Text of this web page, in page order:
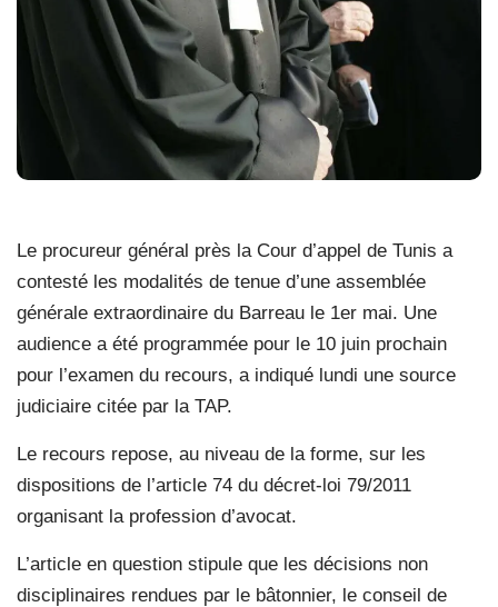
Le procureur général près la Cour d’appel de Tunis a
contesté les modalités de tenue d’une assemblée
générale extraordinaire du Barreau le 1er mai. Une
audience a été programmée pour le 10 juin prochain
pour l’examen du recours, a indiqué lundi une source
judiciaire citée par la TAP.
Le recours repose, au niveau de la forme, sur les
dispositions de l’article 74 du décret-loi 79/2011
organisant la profession d’avocat.
L’article en question stipule que les décisions non
disciplinaires rendues par le bâtonnier, le conseil de